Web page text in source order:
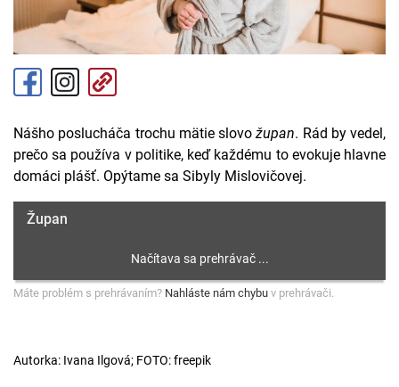
Nášho poslucháča trochu mätie slovožupan. Rád by vedel,
prečo sa používa v politike, keď každému to evokuje hlavne
domáci plášť. Opýtame sa Sibyly Mislovičovej.
Župan
Máte problém s prehrávaním? Nahláste nám chybu v prehrávači.
Autorka: Ivana Ilgová; FOTO: freepik